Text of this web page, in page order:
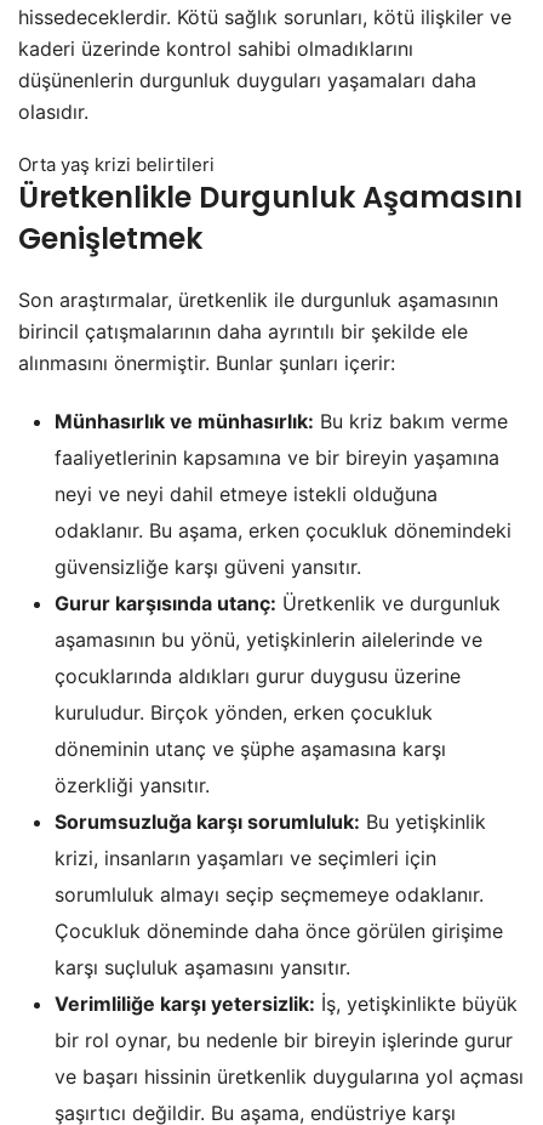
hissedeceklerdir. Kötü sağlık sorunları, kötü ilişkiler ve
kaderi üzerinde kontrol sahibi olmadıklarını
düşünenlerin durgunluk duyguları yaşamaları daha
olasıdır.
Orta yaş krizi belirtileri
Üretkenlikle Durgunluk Aşamasını
Genişletmek
Son araştırmalar, üretkenlik ile durgunluk aşamasının
birincil çatışmalarının daha ayrıntılı bir şekilde ele
alınmasını önermiştir. Bunlar şunları içerir:
Münhasırlık ve münhasırlık: Bu kriz bakım verme
faaliyetlerinin kapsamına ve bir bireyin yaşamına
neyi ve neyi dahil etmeye istekli olduğuna
odaklanır. Bu aşama, erken çocukluk dönemindeki
güvensizliğe karşı güveni yansıtır.
Gurur karşısında utanç: Üretkenlik ve durgunluk
aşamasının bu yönü, yetişkinlerin ailelerinde ve
çocuklarında aldıkları gurur duygusu üzerine
kuruludur. Birçok yönden, erken çocukluk
döneminin utanç ve şüphe aşamasına karşı
özerkliği yansıtır.
Sorumsuzluğa karşı sorumluluk: Bu yetişkinlik
krizi, insanların yaşamları ve seçimleri için
sorumluluk almayı seçip seçmemeye odaklanır.
Çocukluk döneminde daha önce görülen girişime
karşı suçluluk aşamasını yansıtır.
Verimliliğe karşı yetersizlik: İş, yetişkinlikte büyük
bir rol oynar, bu nedenle bir bireyin işlerinde gurur
ve başarı hissinin üretkenlik duygularına yol açması
şaşırtıcı değildir. Bu aşama, endüstriye karşı